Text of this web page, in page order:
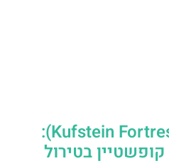
מצודת קופשטיין (Kufstein Fortress):
בטירול